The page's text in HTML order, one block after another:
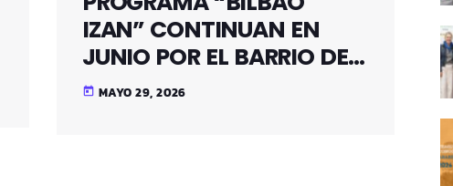
IZAN” CONTINUAN EN
JUNIO POR EL BARRIO DE
SANTUTXU
today MAYO 29, 2026